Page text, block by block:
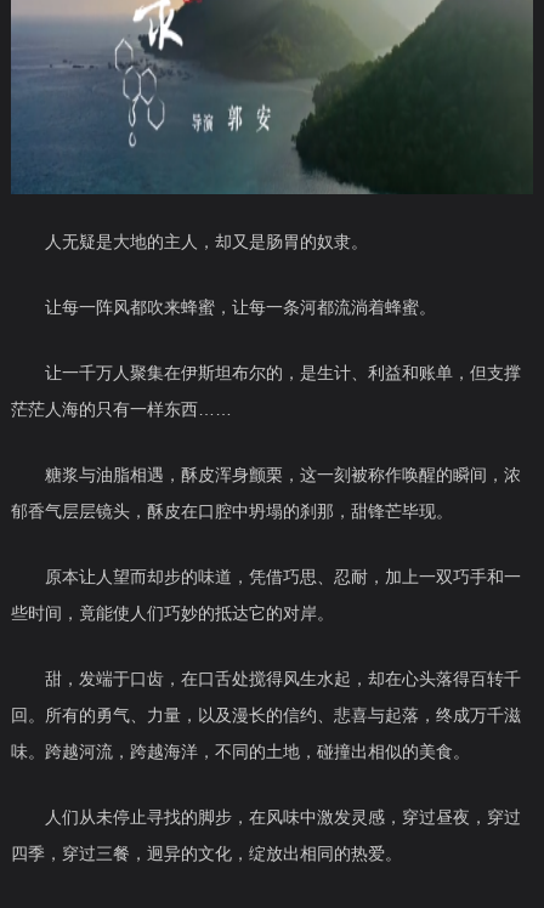
人无疑是大地的主人，却又是肠胃的奴隶。
让每一阵风都吹来蜂蜜，让每一条河都流淌着蜂蜜。
让一千万人聚集在伊斯坦布尔的，是生计、利益和账单， 但支撑
茫茫人海的只有一样东西……
糖浆与油脂相遇，酥皮浑身颤栗，这一刻被称作唤醒的瞬间，浓
郁香气层层镜头，酥皮在口腔中坍塌的刹那，甜锋芒毕现。
原本让人望而却步的味道，凭借巧思、忍耐，加上一双巧手和一
些时间， 竟能使人们巧妙的抵达它的对岸。
甜，发端于口齿，在口舌处搅得风生水起，却在心头落得百转千
回。所有的勇气、力量，以及漫长的信约、悲喜与起落，终成万千滋
味。跨越河流，跨越海洋，不同的土地， 碰撞出相似的美食。
人们从未停止寻找的脚步，在风味中激发灵感，穿过昼夜，穿过
四季，穿过三餐，迥异的文化，绽放出相同的热爱。